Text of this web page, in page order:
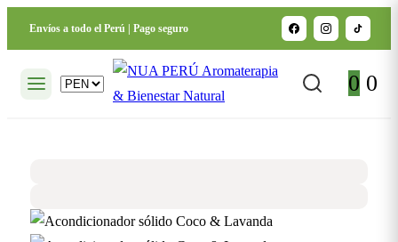
Envíos a todo el Perú | Pago seguro
0 0